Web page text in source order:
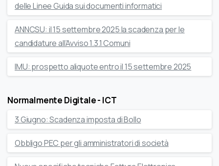
delle Linee Guida sui documenti informatici
ANNCSU: il 15 settembre 2025 la scadenza per le
candidature all’Avviso 1.3.1 Comuni
IMU: prospetto aliquote entro il 15 settembre 2025
Normalmente Digitale - ICT
3 Giugno: Scadenza imposta di Bollo
Obbligo PEC per gli amministratori di società